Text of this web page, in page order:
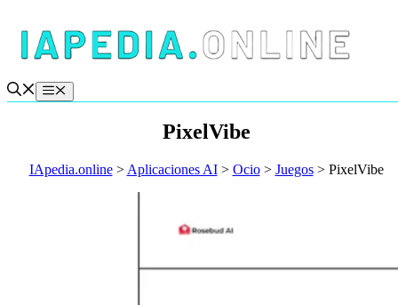
contenido
Menú
PixelVibe
IApedia.online> Aplicaciones AI> Ocio> Juegos> PixelVibe